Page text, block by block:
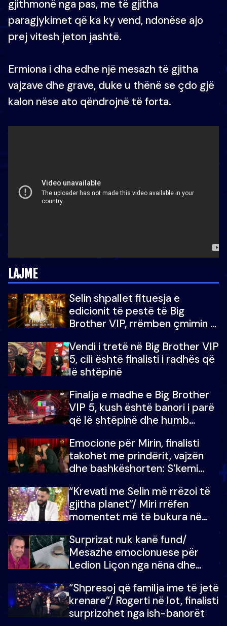
gjithmonë nga pas, me të gjitha
paragjykimet që ka ky vend, ndonëse ajo
prej vitesh jeton jashtë.
Ermiona i dha edhe një mesazh të gjitha
vajzave dhe grave, duke u thënë se çdo gjë
kalon nëse ato qëndrojnë të forta.
LAJME
Selin shpallet fituesja e
edicionit të pestë të Big
Brother VIP, rrëmben çmimin e
Vendi i tretë në Big Brother VIP
5, cili është finalisti i radhës që
lë shtëpinë
Finalja e madhe e Big Brother
VIP 5, kush është banori i parë
që lë shtëpinë dhe humb
çmimin e madh
Emocione për Mirin, finalisti
takohet me prindërit, vajzën
dhe bashkëshorten: S’kemi
“Krevati me Selin më rrëzoi të
gjitha planet”/ Miri rrëfen
momentet më të bukura në
mungojë zilja e mëngjesit kur…
Surprizat nuk kanë fund/
Mesazhe emocionuese për
Ledion Liçon nga nëna dhe
mban dot lotët: Nuk meritoj…
“Shpresoj që familja ime të jetë
krenare”/ Rogerti në lot, finalisti
surprizohet nga ish-banorët